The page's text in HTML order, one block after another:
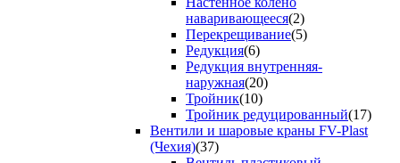
наваривающееся(2)
Перекрещивание(5)
Редукция(6)
Редукция внутренняя-
наружная(20)
Тройник(10)
Тройник редуцированный(17)
Вентили и шаровые краны FV-Plast
(Чехия)(37)